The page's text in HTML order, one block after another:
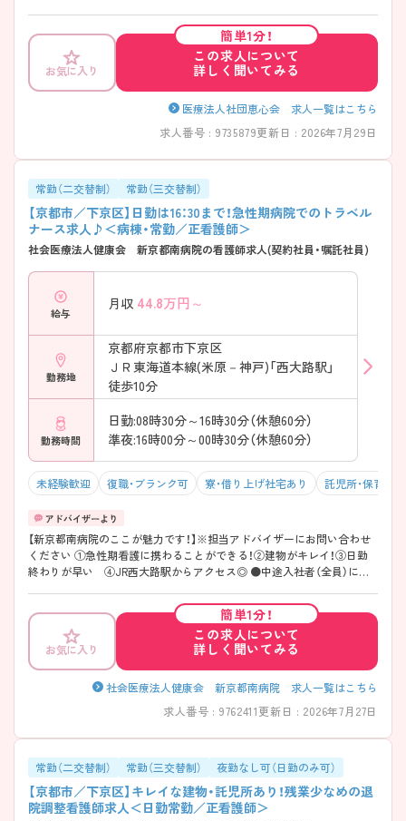
りに力を入れている企業です。 ■勤務形態は2交代制ですが、希望があれ
ば3交代制も相談可能です。 ■子育てサポート企業として「くるみんマー
ク」を取得。看護師の育児休業取得実績も多く取りやすい環境です。
院内託児所を完備し仕事と育児の両立ができる環境が整っており、お子
様がいらっしゃる看護師様も安心して勤務いただけます。 ■配属先につ
いて希望部署を優先して配属しております。 ■看護師の平均年齢32.5
て、PNSを導入しており入社後必ず先輩看護師と一緒に動くことができ
ます。経験が浅い方でも安心して勤務いただける環境です。 ■個々のキ
ップができ専門職としての知識・技術を身に付けることができます。 ■
院外研修も病院のサポートシステムが整っており積極的に参加ができま
す。 ■福利厚生も充実しております。（職員本人だけでなく職員の家族
の医療費が免除、優秀職員の表彰制度等）
お気に入り
簡単1分！
この求人について
詳しく聞いてみる
医療法人社団恵心会 求人一覧はこちら
求人番号 : 9735879更新日 : 2026年7月29日
常勤（二交替制） 常勤（三交替制）
【京都市／下京区】日勤は16：30まで！急性期病院でのトラベル
ナース求人♪＜病棟・常勤／正看護師＞
社会医療法人健康会 新京都南病院の看護師求人(契約社員・嘱託社員)
給与
月収 44.8万円～
勤務地
京都府京都市下京区
ＪＲ東海道本線(米原－神戸)「西大路駅」
徒歩10分
勤務時間
日勤:08時30分～16時30分（休憩60分）
準夜:16時00分～00時30分（休憩60分）
未経験歓迎 復職・ブランク可 寮・借り上げ社宅あり 託児所・保育支
【新京都南病院のここが魅力です！】※担当アドバイザーにお問い合わせ
ください ①急性期看護に携わることができる！②建物がキレイ！③日勤
終わりが早い ④JR西大路駅からアクセス◎ ●中途入社者（全員）にメ
お気に入り
簡単1分！
この求人について
詳しく聞いてみる
社会医療法人健康会 新京都南病院 求人一覧はこちら
求人番号 : 9762411更新日 : 2026年7月27日
常勤（二交替制） 常勤（三交替制） 夜勤なし可（日勤のみ可）
【京都市／下京区】キレイな建物・託児所あり！残業少なめの退
院調整看護師求人＜日勤常勤／正看護師＞